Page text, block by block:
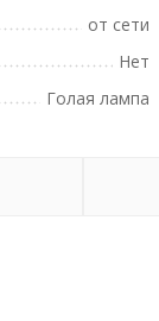
от сети
Нет
Голая лампа